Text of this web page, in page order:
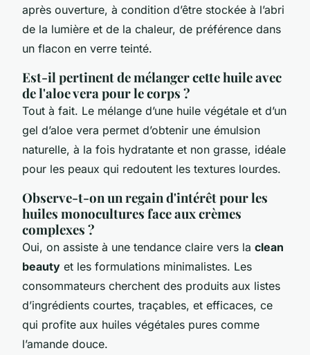
après ouverture, à condition d’être stockée à l’abri
de la lumière et de la chaleur, de préférence dans
un flacon en verre teinté.
Est-il pertinent de mélanger cette huile avec
de l'aloe vera pour le corps ?
Tout à fait. Le mélange d’une huile végétale et d’un
gel d’aloe vera permet d’obtenir une émulsion
naturelle, à la fois hydratante et non grasse, idéale
pour les peaux qui redoutent les textures lourdes.
Observe-t-on un regain d'intérêt pour les
huiles monocultures face aux crèmes
complexes ?
Oui, on assiste à une tendance claire vers la clean
beauty et les formulations minimalistes. Les
consommateurs cherchent des produits aux listes
d’ingrédients courtes, traçables, et efficaces, ce
qui profite aux huiles végétales pures comme
l’amande douce.